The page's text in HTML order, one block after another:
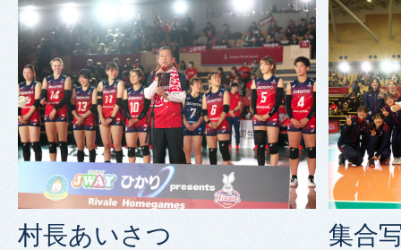
村長あいさつ 集合